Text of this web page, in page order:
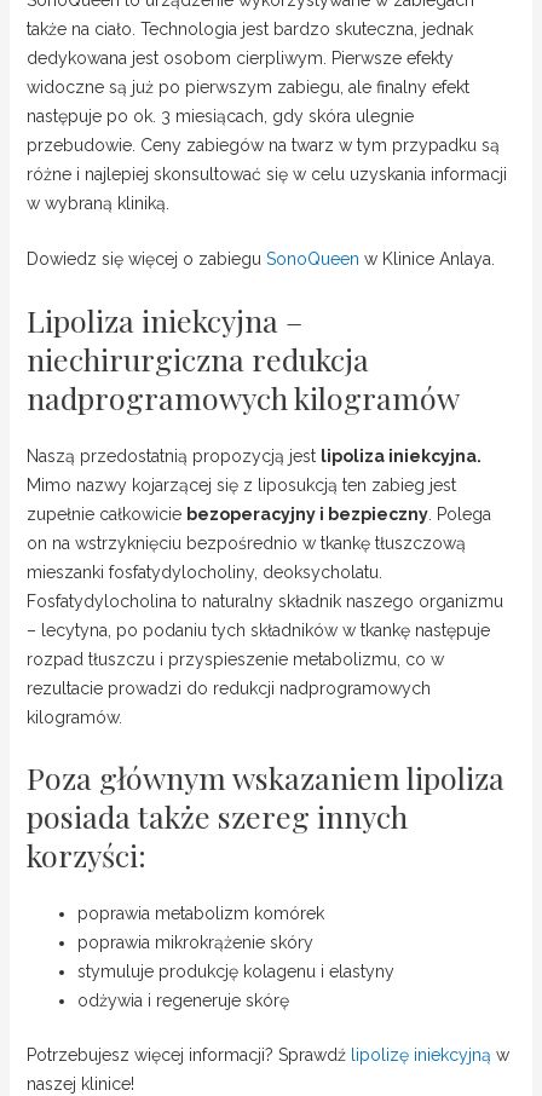
także na ciało. Technologia jest bardzo skuteczna, jednak
dedykowana jest osobom cierpliwym. Pierwsze efekty
widoczne są już po pierwszym zabiegu, ale finalny efekt
następuje po ok. 3 miesiącach, gdy skóra ulegnie
przebudowie. Ceny zabiegów na twarz w tym przypadku są
różne i najlepiej skonsultować się w celu uzyskania informacji
w wybraną kliniką.
Dowiedz się więcej o zabiegu SonoQueen w Klinice Anlaya.
Lipoliza iniekcyjna –
niechirurgiczna redukcja
nadprogramowych kilogramów
Naszą przedostatnią propozycją jest lipoliza iniekcyjna.
Mimo nazwy kojarzącej się z liposukcją ten zabieg jest
zupełnie całkowicie bezoperacyjny i bezpieczny. Polega
on na wstrzyknięciu bezpośrednio w tkankę tłuszczową
mieszanki fosfatydylocholiny, deoksycholatu.
Fosfatydylocholina to naturalny składnik naszego organizmu
– lecytyna, po podaniu tych składników w tkankę następuje
rozpad tłuszczu i przyspieszenie metabolizmu, co w
rezultacie prowadzi do redukcji nadprogramowych
kilogramów.
Poza głównym wskazaniem lipoliza
posiada także szereg innych
korzyści:
poprawia metabolizm komórek
poprawia mikrokrążenie skóry
stymuluje produkcję kolagenu i elastyny
odżywia i regeneruje skórę
Potrzebujesz więcej informacji? Sprawdź lipolizę iniekcyjną w
naszej klinice!